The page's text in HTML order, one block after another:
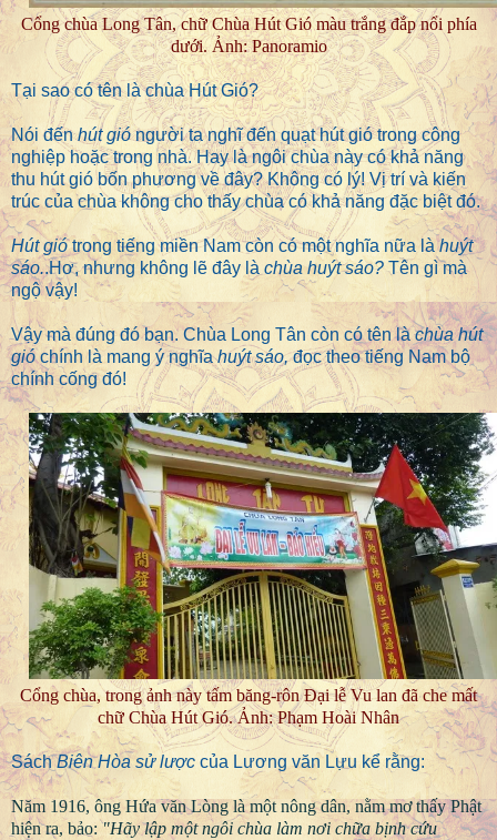
Cổng chùa Long Tân, chữ Chùa Hút Gió màu trắng đắp nổi phía
dưới. Ảnh: Panoramio
Tại sao có tên là chùa Hút Gió?
Nói đếnhút gióngười ta nghĩ đến quạt hút gió trong công
nghiệp hoặc trong nhà. Hay là ngôi chùa này có khả năng
thu hút gió bốn phương về đây? Không có lý! Vị trí và kiến
trúc của chùa không cho thấy chùa có khả năng đặc biệt đó.
Hút giótrong tiếng miền Nam còn có một nghĩa nữa làhuýt
sáo..Hơ, nhưng không lẽ đây là chùa huýt sáo? Tên gì mà
ngộ vậy!
Vậy mà đúng đó bạn. Chùa Long Tân còn có tên làchùa hút
gióchính là mang ý nghĩahuýt sáo,đọc theo tiếng Nam bộ
chính cống đó!
Cổng chùa, trong ảnh này tấm băng-rôn Đại lễ Vu lan đã che mất
chữ Chùa Hút Gió. Ảnh: Phạm Hoài Nhân
SáchBiên Hòa sử lược của Lương văn Lựu kể rằng:
Năm 1916, ông Hứa văn Lòng là một nông dân, nằm mơ thấy Phật
hiện ra, bảo: "Hãy lập một ngôi chùa làm nơi chữa bịnh cứu